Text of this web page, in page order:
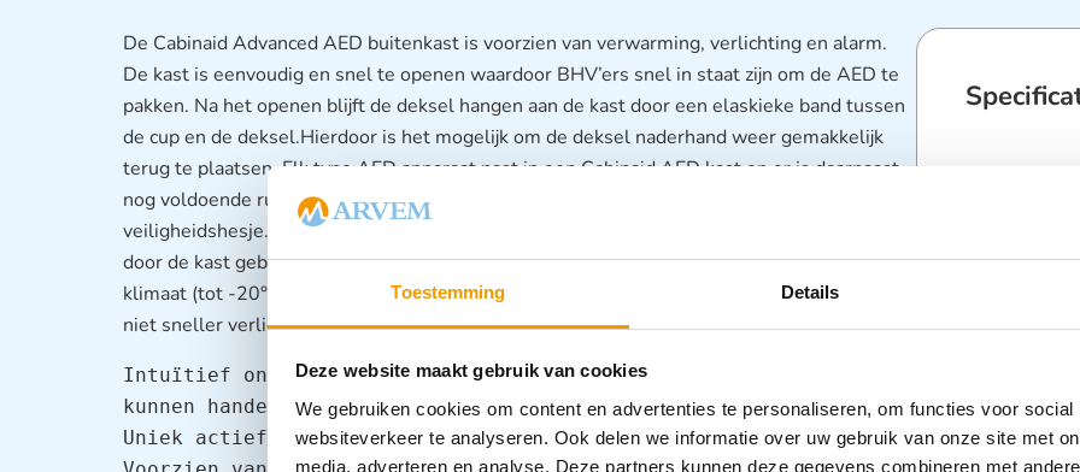
Toestemming Details
Deze website maakt gebruik van cookies
We gebruiken cookies om content en advertenties te personaliseren, om functies voor
websiteverkeer te analyseren. Ook delen we informatie over uw gebruik van onze site met
media, adverteren en analyse. Deze partners kunnen deze gegevens combineren met
De Cabinaid Advanced AED buitenkast is voorzien van verwarming, verlichting en alarm.
De kast is eenvoudig en snel te openen waardoor BHV’ers snel in staat zijn om de AED te
pakken. Na het openen blijft de deksel hangen aan de kast door een elaskieke band tussen
de cup en de deksel.Hierdoor is het mogelijk om de deksel naderhand weer gemakkelijk
terug te plaatsen. Elk type AED apparaat past in een Cabinaid AED kast en er is daarnaast
nog voldoende ruimte voor accessoires zoals een reanimatie hulpset of een
veiligheidshesje. Door een unieke unit aan de onderkant van de kast wordt warme lucht
door de kast geblazen, wanneer dit nodig is. Dit zorgt ervoor dat de AED in elk koud
klimaat (tot -20°C) wordt beschermd en dat de batterij en de elektroden hun houdbaarheid
niet sneller verliezen.
Intuïtief ontwerp geeft de hulpverlener het vertrouwen snel te
kunnen handelen
Uniek actief verwarmingssysteem (vanaf -20°C)